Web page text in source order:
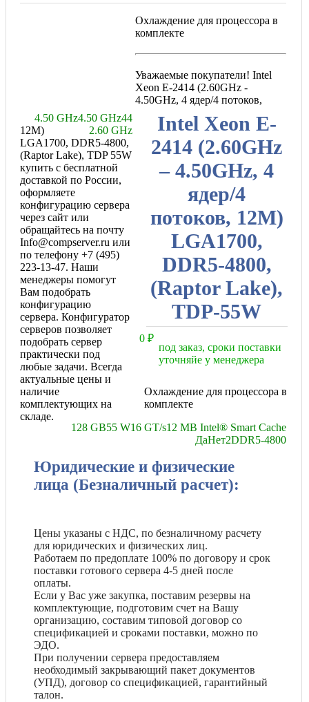
Intel Xeon E-
2414 (2.60GHz
– 4.50GHz, 4
ядер/4
потоков, 12M)
LGA1700,
DDR5-4800,
(Raptor Lake),
TDP-55W
0 ₽
под заказ, сроки поставки
уточняйе у менеджера
Охлаждение для процессора в
комплекте
4
4
4.50 GHz
4.50 GHz
2.60 GHz
12 MB Intel® Smart Cache
16 GT/s
55 W
128 GB
DDR5-4800
2
Нет
Да
Охлаждение для процессора в
комплекте
Уважаемые покупатели! Intel
Xeon E-2414 (2.60GHz -
4.50GHz, 4 ядер/4 потоков,
12M)
LGA1700, DDR5-4800,
(Raptor Lake), TDP 55W
купить с бесплатной
доставкой по России,
оформляете
конфигурацию сервера
через сайт или
обращайтесь на почту
Info@compserver.ru или
по телефону +7 (495)
223-13-47. Наши
менеджеры помогут
Вам подобрать
конфигурацию
сервера. Конфигуратор
серверов позволяет
подобрать сервер
практически под
любые задачи. Всегда
актуальные цены и
наличие
комплектующих на
складе.
Юридические и физические
лица (Безналичный расчет):
Цены указаны с НДС, по безналичному расчету
для юридических и физических лиц.
Работаем по предоплате 100% по договору и срок
поставки готового сервера 4-5 дней после
оплаты.
Если у Вас уже закупка, поставим резервы на
комплектующие, подготовим счет на Вашу
организацию, составим типовой договор со
спецификацией и сроками поставки, можно по
ЭДО.
При получении сервера предоставляем
необходимый закрывающий пакет документов
(УПД), договор со спецификацией, гарантийный
талон.